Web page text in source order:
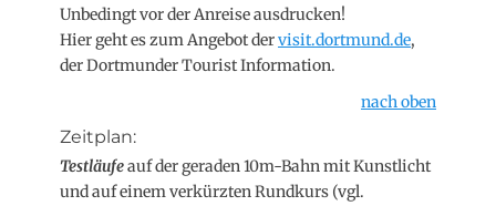
Unbedingt vor der Anreise ausdrucken!
Hier geht es zum Angebot dervisit.dortmund.de,
der Dortmunder Tourist Information.
nach oben
Zeitplan:
Testläufeauf der geraden 10m-Bahn mit Kunstlicht
und auf einem verkürzten Rundkurs (vgl.